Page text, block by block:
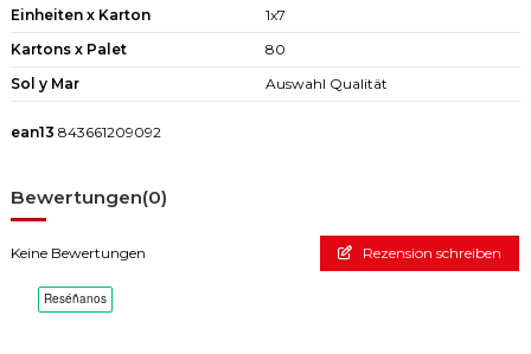
Einheiten x Karton
1x7
Kartons x Palet
80
Sol y Mar
Auswahl Qualität
ean13 843661209092
Bewertungen(0)
Keine Bewertungen Rezension schreiben